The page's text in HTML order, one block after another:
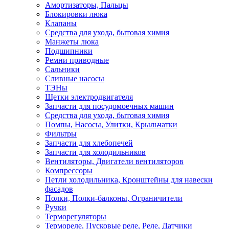
Амортизаторы, Пальцы
Блокировки люка
Клапаны
Средства для ухода, бытовая химия
Манжеты люка
Подшипники
Ремни приводные
Сальники
Сливные насосы
ТЭНы
Щетки электродвигателя
Запчасти для посудомоечных машин
Средства для ухода, бытовая химия
Помпы, Насосы, Улитки, Крыльчатки
Фильтры
Запчасти для хлебопечей
Запчасти для холодильников
Вентиляторы, Двигатели вентиляторов
Компрессоры
Петли холодильника, Кронштейны для навески
фасадов
Полки, Полки-балконы, Ограничители
Ручки
Терморегуляторы
Термореле, Пусковые реле, Реле, Датчики